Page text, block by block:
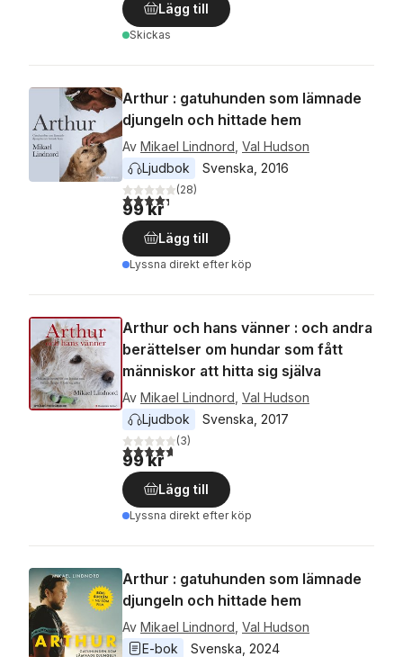
Lägg till
Skickas
Arthur : gatuhunden som lämnade
djungeln och hittade hem
Av Mikael Lindnord Val Hudson
Ljudbok
Svenska 2016
4,3utav 5 stjärnor. Totalt antal röster:
(28)
99 kr
Lägg till
Lyssna direkt efter köp
Arthur och hans vänner : och andra
berättelser om hundar som fått
människor att hitta sig själva
Av Mikael Lindnord Val Hudson
Ljudbok
Svenska 2017
4,7utav 5 stjärnor. Totalt antal röster:
(3)
99 kr
Lägg till
Lyssna direkt efter köp
Arthur : gatuhunden som lämnade
djungeln och hittade hem
Av Mikael Lindnord Val Hudson
E-bok
Svenska 2024